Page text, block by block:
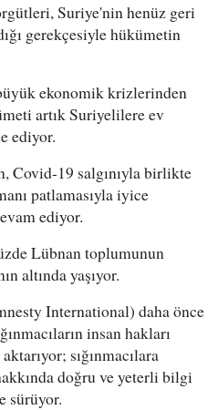
Suriye'nin henüz geri
gerekçesiyle hükümetin
ekonomik krizlerinden
artık Suriyelilere ev
ediyor.
Covid-19 salgınıyla birlikte
patlamasıyla iyice
ediyor.
Lübnan toplumunun
altında yaşıyor.
International) daha önce
insan hakları
sığınmacılara
doğru ve yeterli bilgi
sürüyor.